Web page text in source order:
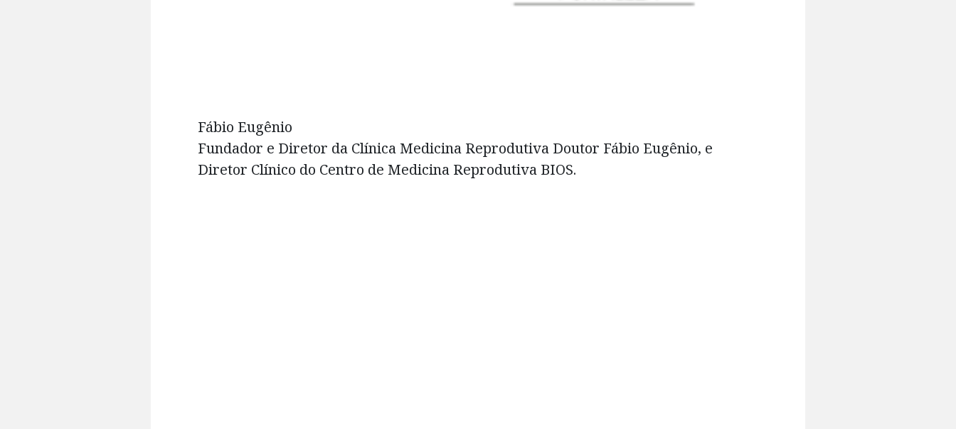
Fábio Eugênio
Fundador e Diretor da Clínica Medicina Reprodutiva Doutor Fábio Eugênio, e
Diretor Clínico do Centro de Medicina Reprodutiva BIOS.